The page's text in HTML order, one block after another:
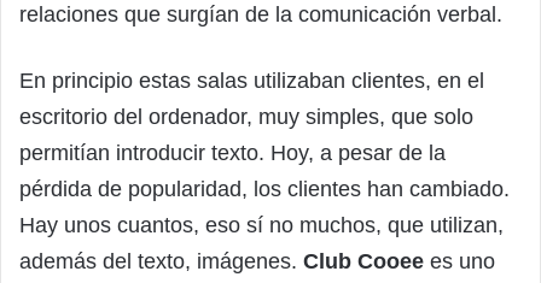
relaciones que surgían de la comunicación verbal.
En principio estas salas utilizaban clientes, en el
escritorio del ordenador, muy simples, que solo
permitían introducir texto. Hoy, a pesar de la
pérdida de popularidad, los clientes han cambiado.
Hay unos cuantos, eso sí no muchos, que utilizan,
además del texto, imágenes. Club Cooee es uno